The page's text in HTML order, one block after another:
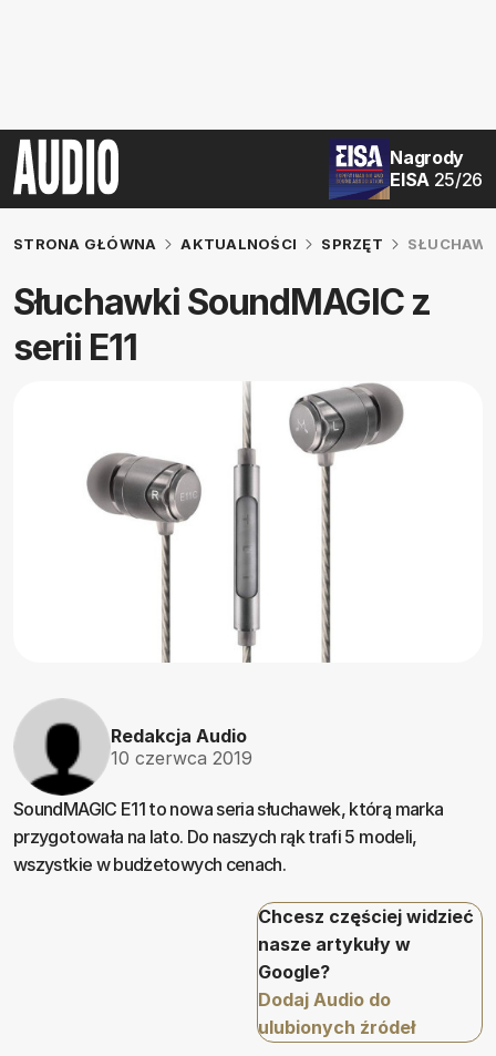
Nagrody
EISA 25/26
STRONA GŁÓWNA AKTUALNOŚCI SPRZĘT
Słuchawki SoundMAGIC z
serii E11
Redakcja Audio
10 czerwca 2019
SoundMAGIC E11 to nowa seria słuchawek, którą marka
przygotowała na lato. Do naszych rąk trafi 5 modeli,
wszystkie w budżetowych cenach.
Chcesz częściej widzieć
nasze artykuły w
Google?
Dodaj Audio do
ulubionych źródeł